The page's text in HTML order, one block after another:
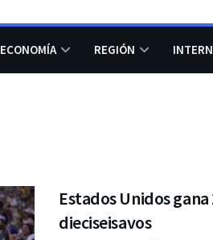
ECONOMÍA REGIÓN
Estados Unidos
dieciseisavos